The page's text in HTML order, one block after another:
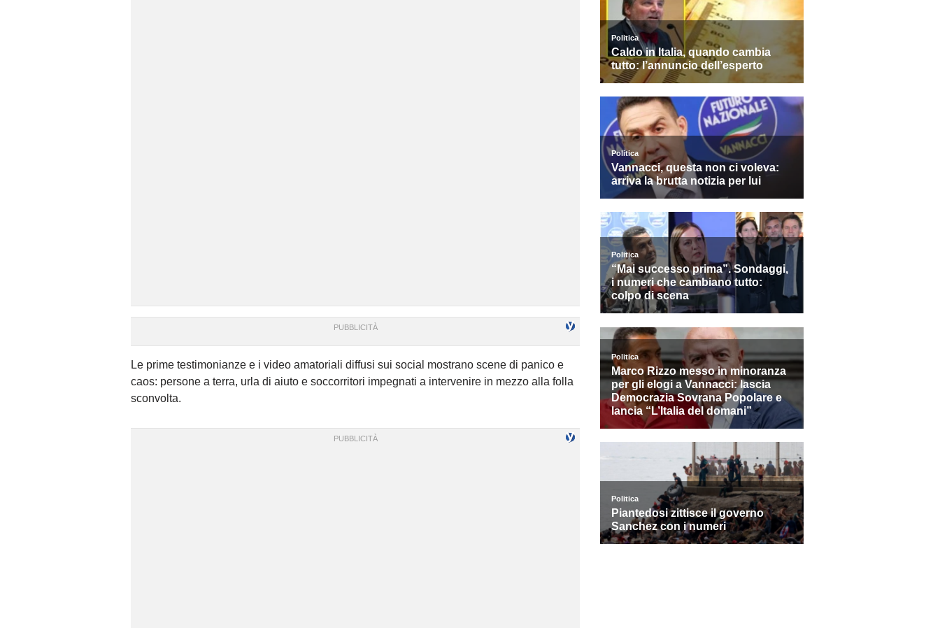
Le prime testimonianze e i video amatoriali diffusi sui social mostrano scene di panico e
caos: persone a terra, urla di aiuto e soccorritori impegnati a intervenire in mezzo alla folla
sconvolta.